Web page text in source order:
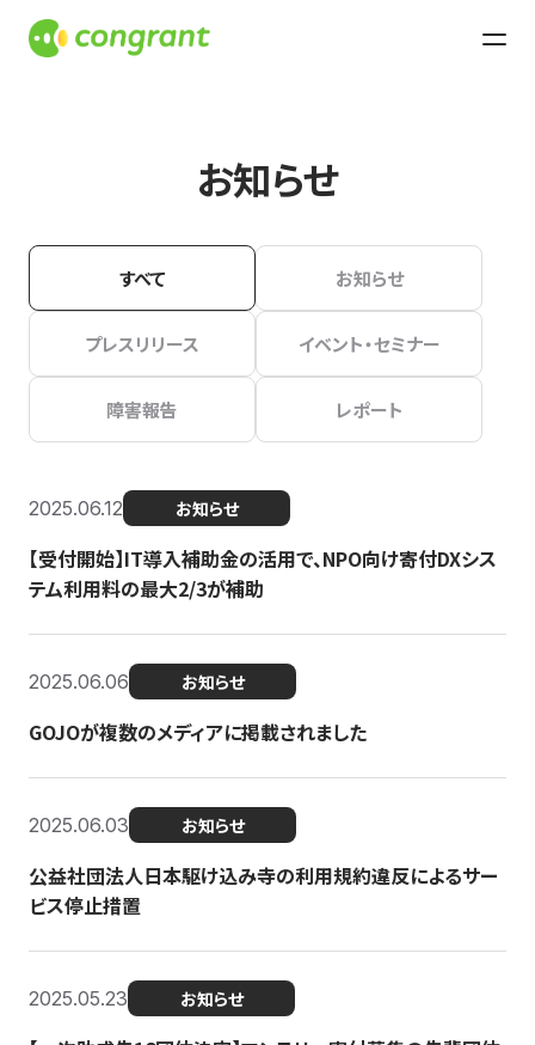
お知らせ
すべて お知らせ
プレスリリース イベント・セミナー
障害報告 レポート
2025.06.12 お知らせ
【受付開始】IT導入補助金の活用で、NPO向け寄付DXシス
テム利用料の最大2/3が補助
2025.06.06 お知らせ
GOJOが複数のメディアに掲載されました
2025.06.03 お知らせ
公益社団法人日本駆け込み寺の利用規約違反によるサー
ビス停止措置
2025.05.23 お知らせ